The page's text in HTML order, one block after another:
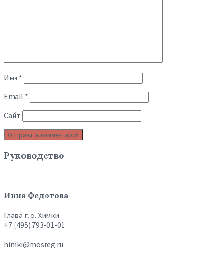
Имя *
Email *
Сайт
Руководство
Инна Федотова
Глава г. о. Химки
+7 (495) 793-01-01
himki@mosreg.ru